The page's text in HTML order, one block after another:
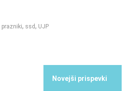
prazniki, ssd, UJP